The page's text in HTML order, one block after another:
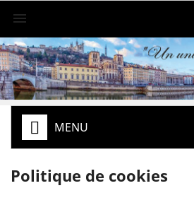

MENU
Politique de cookies